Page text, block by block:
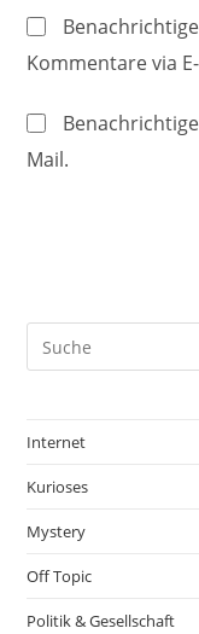
ein
zum
Kommentieren
Website-
URL
ein
Kommentare via
Mail.
Internet
Kurioses
Mystery
Off Topic
Politik & Gesellschaft